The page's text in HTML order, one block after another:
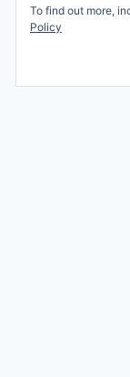
To find out more,
Policy